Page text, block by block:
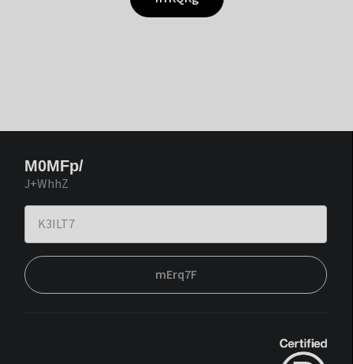
M0MFp/
J+WhhZ
mErq7F